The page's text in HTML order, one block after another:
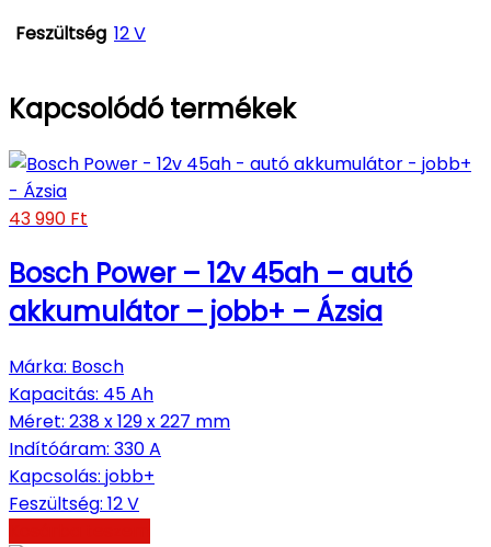
Feszültség 12 V
Kapcsolódó termékek
43 990 Ft
Bosch Power – 12v 45ah – autó
akkumulátor – jobb+ – Ázsia
Márka: Bosch
Kapacitás: 45 Ah
Méret: 238 x 129 x 227 mm
Indítóáram: 330 A
Kapcsolás: jobb+
Feszültség: 12 V